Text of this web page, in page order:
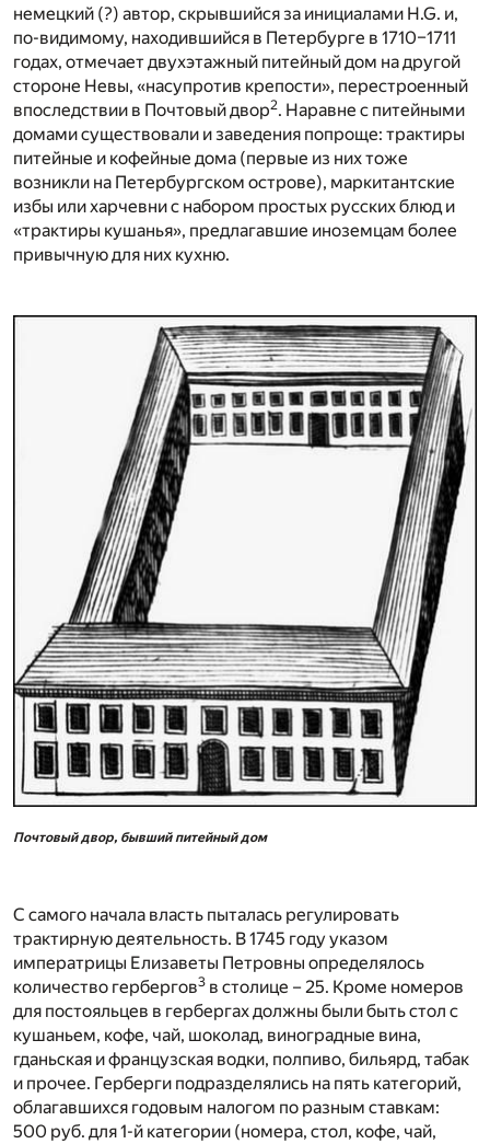
немецкий (?) автор, скрывшийся за инициалами H.G. и,
по-видимому, находившийся в Петербурге в 1710–1711
годах, отмечает двухэтажный питейный дом на другой
стороне Невы, «насупротив крепости», перестроенный
впоследствии в Почтовый двор2. Наравне с питейными
домами существовали и заведения попроще: трактиры
питейные и кофейные дома (первые из них тоже
возникли на Петербургском острове), маркитантские
избы или харчевни с набором простых русских блюд и
«трактиры кушанья», предлагавшие иноземцам более
привычную для них кухню.
Почтовый двор, бывший питейный дом
С самого начала власть пыталась регулировать
трактирную деятельность. В 1745 году указом
императрицы Елизаветы Петровны определялось
количество гербергов3 в столице – 25. Кроме номеров
для постояльцев в гербергах должны были быть стол с
кушаньем, кофе, чай, шоколад, виноградные вина,
гданьская и французская водки, полпиво, бильярд, табак
и прочее. Герберги подразделялись на пять категорий,
облагавшихся годовым налогом по разным ставкам:
500 руб. для 1-й категории (номера, стол, кофе, чай,